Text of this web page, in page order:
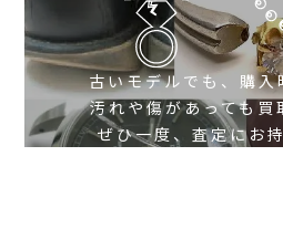
古いモデルでも、購
汚れや傷があっても
ぜひ一度、査定にお